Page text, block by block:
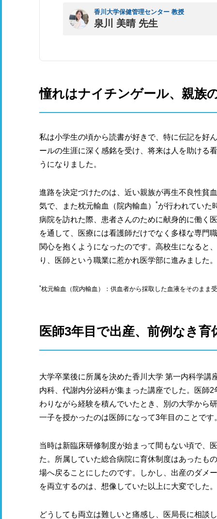
香川大学保健管理センター 教授
泉川 美晴 先生
憧れはナイチンゲール、親族
私は小学生の頃から読書が好きで、特に伝記を好
ールの生涯に深く感銘を受け、将来は人を助ける
うになりました。
進路を決定づけたのは、近い親族が再生不良性貧
気で、また枕元輸血（院内輸血）
*が行われていた
病院を訪れた際、患者さんのために献身的に働く
を通して、医療には看護師だけでなく多様な専門
関心を抱くようになったのです。高校生になると
り、医師という職業に惹かれ医学部に進みました。
*枕元輸血（院内輸血）：供血者から採取した血液をそのまま
医師3年目で出産、前例なき
大学卒業後に所属を決めた香川大学 第一内科学講
内科、代謝内分泌科が集まった講座でした。医師
わりながら経験を積んでいたとき、別の大学から
一子を授かったのは医師になって3年目のことです
当時は新臨床研修制度が始まって間もない頃で、
た。所属していた総合病院に育休制度はあったも
場へ戻ることにしたのです。しかし、出産のダメ
を両立するのは、想像していた以上に大変でした。
どうしても両立は難しいと痛感し、医局長に相談